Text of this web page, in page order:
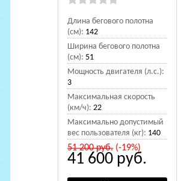
Длина бегового полотна
(см): 142
Ширина бегового полотна
(см): 51
Мощность двигателя (л.с.):
3
Максимальная скорость
(км/ч): 22
Максимально допустимый
вес пользователя (кг): 140
51 200руб.(-19%)
41 600 руб.